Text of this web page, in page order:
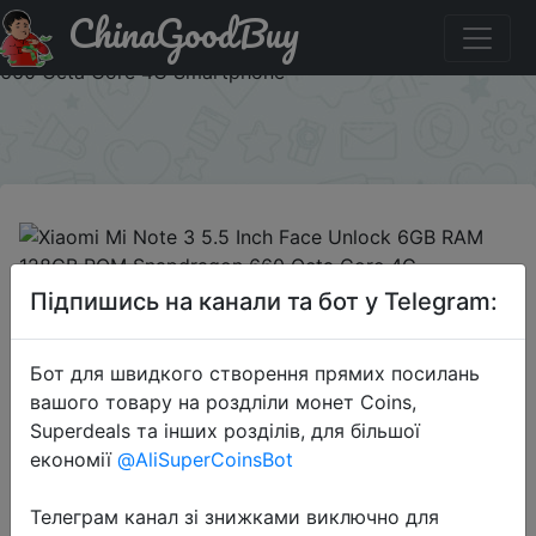
Паридбати з промокодом NOTE3BG Xiaomi Mi Note 3
5.5 Inch Face Unlock 6GB RAM 128GB ROM Snapdragon
660 Octa Core 4G Smartphone
ChinaGoodBuy
2018-06-27
Xiaomi Mi Note 3 5.5 Inch Face
Unlock 6GB RAM 128GB ROM
Snapdragon 660 Octa Core 4G
Smartphone
$315.83
Підпишись на канали та бот у Telegram:
Бот для швидкого створення прямих посилань
вашого товару на роздліли монет Coins,
Superdeals та інших розділів, для більшої
економії @AliSuperCoinsBot
Телеграм канал зі знижками виключно для